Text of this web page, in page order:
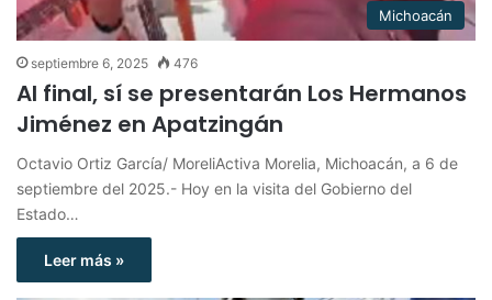
Michoacán
septiembre 6, 2025 476
Al final, sí se presentarán Los Hermanos
Jiménez en Apatzingán
Octavio Ortiz García/ MoreliActiva Morelia, Michoacán, a 6 de
septiembre del 2025.- Hoy en la visita del Gobierno del
Estado…
Leer más »